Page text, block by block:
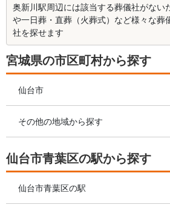
奥新川駅周辺には該当する葬儀社がない
や一日葬・直葬（火葬式）など様々な葬
社を探せます
宮城県の市区町村から探す
仙台市
その他の地域から探す
仙台市青葉区の駅から探す
仙台市青葉区の駅